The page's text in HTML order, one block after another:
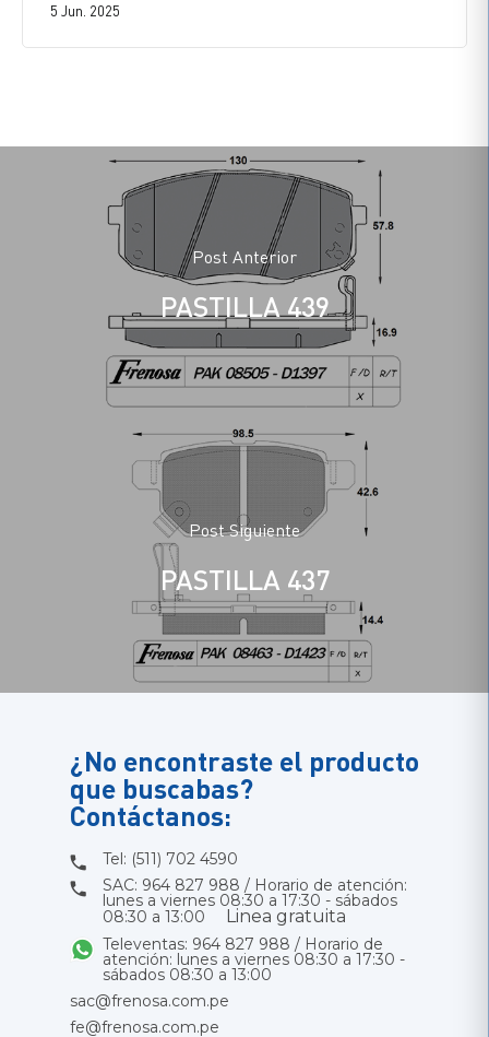
5 Jun. 2025
Post Anterior
PASTILLA 439
Post Siguiente
PASTILLA 437
¿No encontraste el producto
que buscabas?
Contáctanos:
Tel: (511) 702 4590
SAC: 964 827 988 / Horario de atención:
lunes a viernes 08:30 a 17:30 - sábados
08:30 a 13:00
Linea gratuita
Televentas: 964 827 988 / Horario de
atención: lunes a viernes 08:30 a 17:30 -
sábados 08:30 a 13:00
sac@frenosa.com.pe
fe@frenosa.com.pe